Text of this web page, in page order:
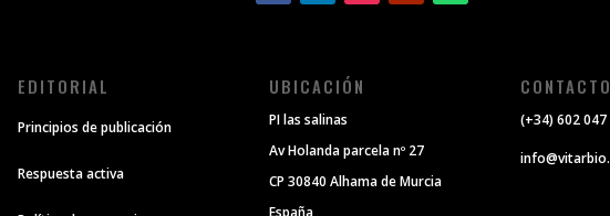
EDITORIAL
Principios de publicación
Respuesta activa
UBICACIÓN
PI las salinas
Av Holanda parcela nº 27
CP 30840 Alhama de Murcia
(+34) 602 047